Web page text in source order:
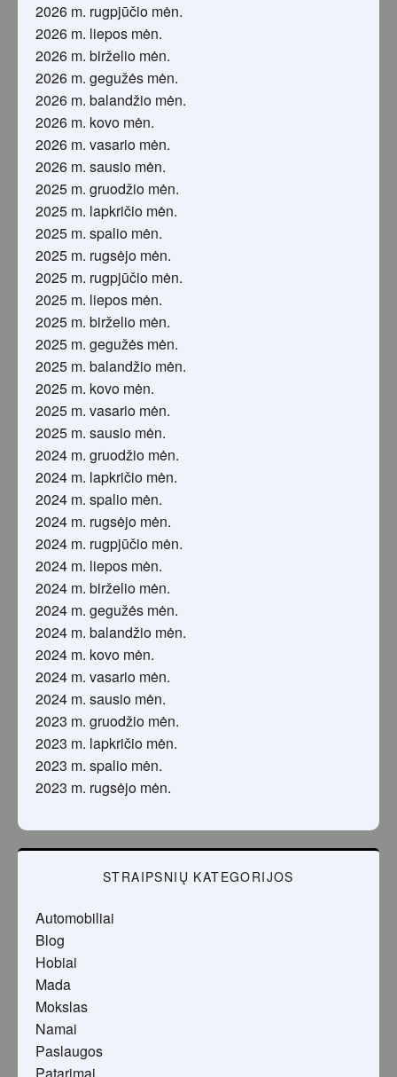
2026 m. rugpjūčio mėn.
2026 m. liepos mėn.
2026 m. birželio mėn.
2026 m. gegužės mėn.
2026 m. balandžio mėn.
2026 m. kovo mėn.
2026 m. vasario mėn.
2026 m. sausio mėn.
2025 m. gruodžio mėn.
2025 m. lapkričio mėn.
2025 m. spalio mėn.
2025 m. rugsėjo mėn.
2025 m. rugpjūčio mėn.
2025 m. liepos mėn.
2025 m. birželio mėn.
2025 m. gegužės mėn.
2025 m. balandžio mėn.
2025 m. kovo mėn.
2025 m. vasario mėn.
2025 m. sausio mėn.
2024 m. gruodžio mėn.
2024 m. lapkričio mėn.
2024 m. spalio mėn.
2024 m. rugsėjo mėn.
2024 m. rugpjūčio mėn.
2024 m. liepos mėn.
2024 m. birželio mėn.
2024 m. gegužės mėn.
2024 m. balandžio mėn.
2024 m. kovo mėn.
2024 m. vasario mėn.
2024 m. sausio mėn.
2023 m. gruodžio mėn.
2023 m. lapkričio mėn.
2023 m. spalio mėn.
2023 m. rugsėjo mėn.
STRAIPSNIŲ KATEGORIJOS
Automobiliai
Blog
Hobiai
Mada
Mokslas
Namai
Paslaugos